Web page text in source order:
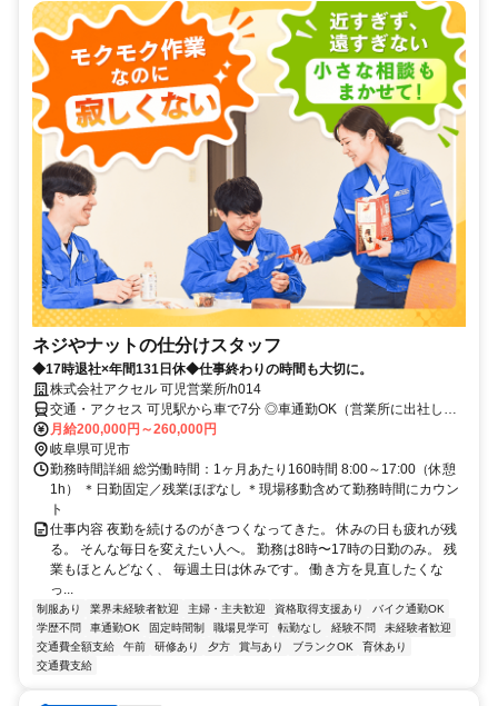
ネジやナットの仕分けスタッフ
◆17時退社×年間131日休◆仕事終わりの時間も大切に。
株式会社アクセル 可児営業所/h014
交通・アクセス 可児駅から車で7分 ◎車通勤OK（営業所に出社し
て、チームで顧客先へ移動します）
月給200,000円～260,000円
岐阜県可児市
勤務時間詳細 総労働時間：1ヶ月あたり160時間 8:00～17:00（休憩
1h） ＊日勤固定／残業ほぼなし ＊現場移動含めて勤務時間にカウン
ト
仕事内容 夜勤を続けるのがきつくなってきた。 休みの日も疲れが残
る。 そんな毎日を変えたい人へ。 勤務は8時〜17時の日勤のみ。 残
業もほとんどなく、 毎週土日は休みです。 働き方を見直したくな
っ...
制服あり 業界未経験者歓迎 主婦・主夫歓迎 資格取得支援あり
バイク通勤OK
学歴不問
車通勤OK 固定時間制 職場見学可 転勤なし 経験不問
未経験者歓迎
交通費全額支給
午前 研修あり 夕方 賞与あり ブランクOK
育休あり
交通費支給